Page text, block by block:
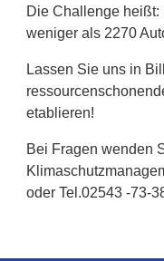
Die Challenge
weniger als 2270
Lassen Sie uns in
etablieren!
Bei Fragen wenden
oder Tel.02543 -73-